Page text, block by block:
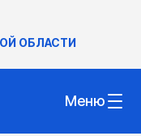
ОБЛАСТИ
Меню